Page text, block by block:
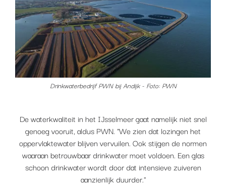
Drinkwaterbedrijf PWN bij Andijk - Foto: PWN
De waterkwaliteit in het IJsselmeer gaat namelijk niet snel
genoeg vooruit, aldus PWN. "We zien dat lozingen het
oppervlaktewater blijven vervuilen. Ook stijgen de normen
waaraan betrouwbaar drinkwater moet voldoen. Een glas
schoon drinkwater wordt door dat intensieve zuiveren
aanzienlijk duurder."